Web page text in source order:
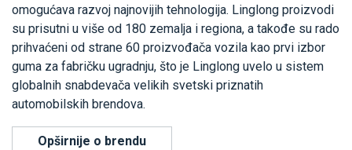
omogućava razvoj najnovijih tehnologija. Linglong proizvodi
su prisutni u više od 180 zemalja i regiona, a takođe su rado
prihvaćeni od strane 60 proizvođača vozila kao prvi izbor
guma za fabričku ugradnju, što je Linglong uvelo u sistem
globalnih snabdevača velikih svetski priznatih
automobilskih brendova.
Opširnije o brendu